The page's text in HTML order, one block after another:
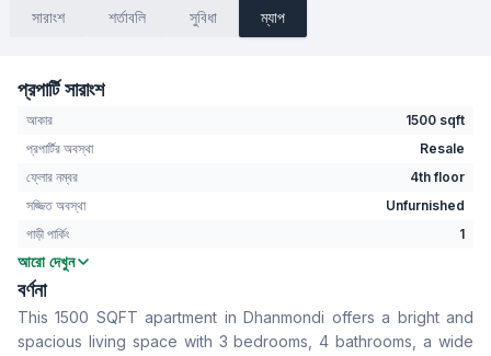
সারাংশ শর্তাবলি সুবিধা ম্যাপ
প্রপার্টি সারাংশ
আকার
1500 sqft
প্রপার্টির অবস্থা
Resale
ফ্লোর নম্বর
4th floor
সজ্জিত অবস্থা
Unfurnished
গাড়ী পার্কিং
1
বেডরুম
বাথরুম
বসার রুম
No
Drawing Room
Yes
আরো দেখুন
বর্ণনা
This 1500 SQFT apartment in Dhanmondi offers a bright and
spacious living space with 3 bedrooms, 4 bathrooms, a wide